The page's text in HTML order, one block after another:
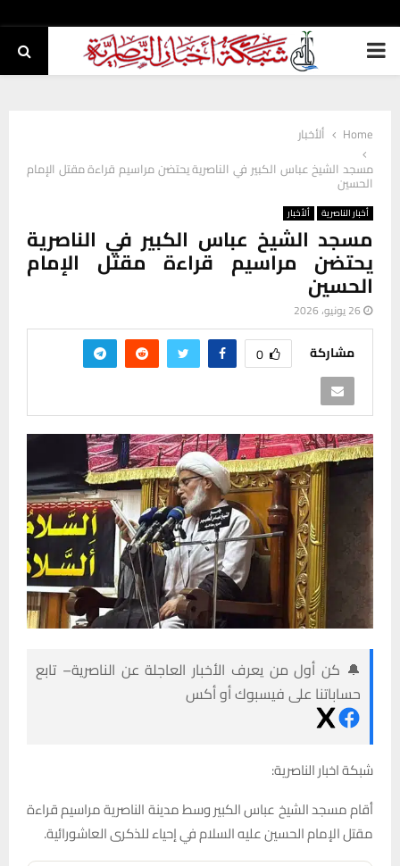
PRIMARY
Home
ألأخبار
مسجد الشيخ عباس الكبير في الناصرية يحتضن مراسيم قراءة مقتل الإمام
الحسين
أخبار الناصرية ألأخبار
مسجد الشيخ عباس الكبير في الناصرية
يحتضن مراسيم قراءة مقتل الإمام
الحسين
26 يونيو، 2026
مشاركة 0
🔔 كن أول من يعرف الأخبار العاجلة عن الناصرية– تابع
حساباتنا على فيسبوك أو أكس
شبكة اخبار الناصرية:
أقام مسجد الشيخ عباس الكبير وسط مدينة الناصرية مراسيم قراءة
مقتل الإمام الحسين عليه السلام في إحياء للذكرى العاشورائية.